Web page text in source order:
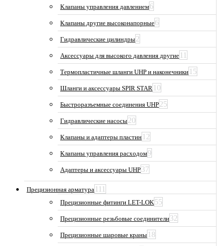
Клапаны управления давлением6
Клапаны другие высоконапорные6
Гидравлические цилиндры2
Аксессуары для высокого давления другие 11
Термопластичные шланги UHP и наконечники 15
Шланги и аксессуары SPIR STAR 10
Быстроразъемные соединения UHP25
Гидравлические насосы20
Клапаны и адаптеры пластин 12
Клапаны управления расходом9
Адаптеры и аксессуары UHP37
Прецизионная арматура 111
Прецизионные фитинги LET-LOK55
Прецизионные резьбовые соединители32
Прецизионные шаровые краны 18